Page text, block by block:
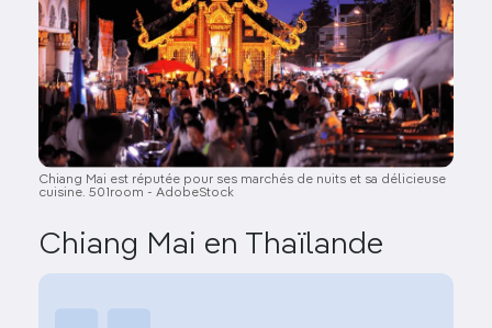
Chiang Mai est réputée pour ses marchés de nuits et sa délicieuse
cuisine. 501room - AdobeStock
Chiang Mai en Thaïlande